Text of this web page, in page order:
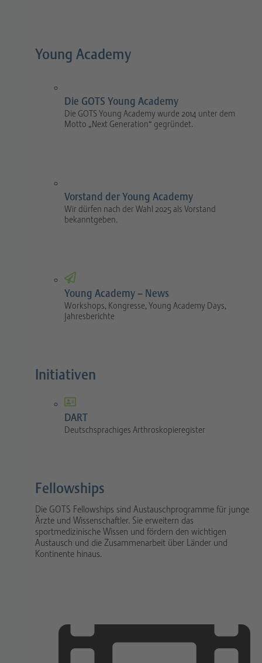
Young Academy
Die GOTS Young Academy
Die GOTS Young Academy wurde 2014 unter dem
Motto „Next Generation“ gegründet.
Vorstand der Young Academy
Wir dürfen nach der Wahl 2025 als Vorstand
bekanntgeben.
Young Academy – News
Workshops, Kongresse, Young Academy Days,
Jahresberichte
Initiativen
DART
Deutschsprachiges Arthroskopieregister
Fellowships
Die GOTS Fellowships sind Austauschprogramme für junge
Ärzte und Wissenschaftler. Sie erweitern das
sportmedizinische Wissen und fördern den wichtigen
Austausch und die Zusammenarbeit über Länder und
Kontinente hinaus.